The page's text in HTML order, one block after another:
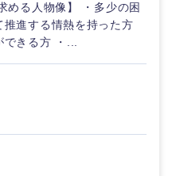
める人物像】 ・多少の困
進する情熱を持った方
きる方 ・...